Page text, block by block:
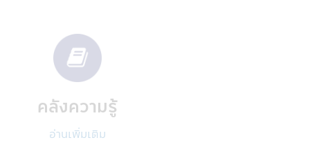
น
งทุนรวมของท่าน
คลังความรู้
อ่านเพิ่มเติม